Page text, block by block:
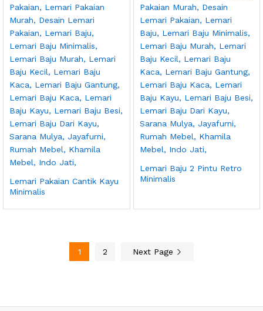
Lemari Pakaian Cantik Kayu
Minimalis
Lemari Baju 2 Pintu Retro
Minimalis
1 2 Next Page